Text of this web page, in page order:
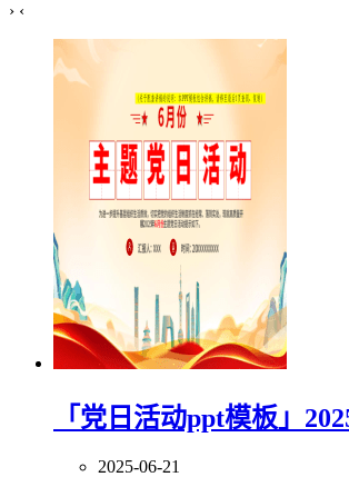
› ‹
「党日活动ppt模板」
2025-06-21